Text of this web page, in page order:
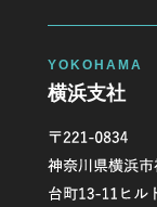
横浜支社